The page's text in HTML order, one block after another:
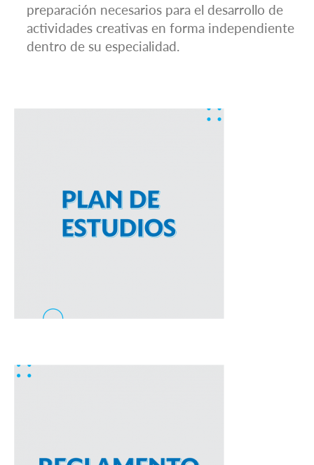
preparación necesarios para el desarrollo de
actividades creativas en forma independiente
dentro de su especialidad.